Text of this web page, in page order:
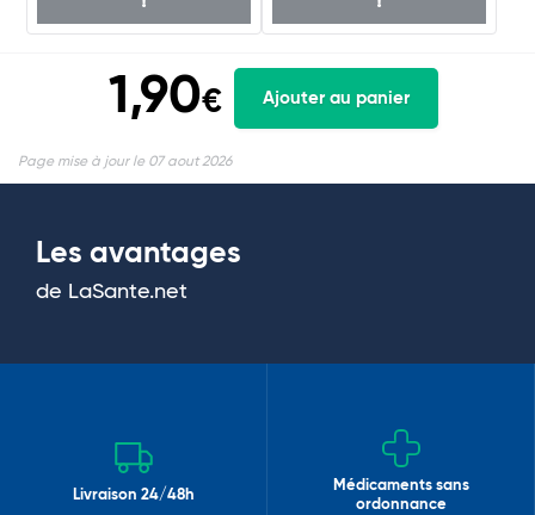
1,90€ Ajouter au panier
Page mise à jour le 07 aout 2026
Les avantages
de LaSante.net
Livraison 24/48h
Médicaments sans
ordonnance